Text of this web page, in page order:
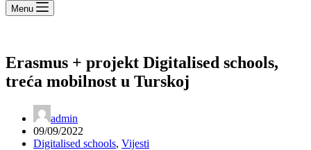
Menu
Erasmus + projekt Digitalised schools,
treća mobilnost u Turskoj
admin
09/09/2022
Digitalised schools, Vijesti